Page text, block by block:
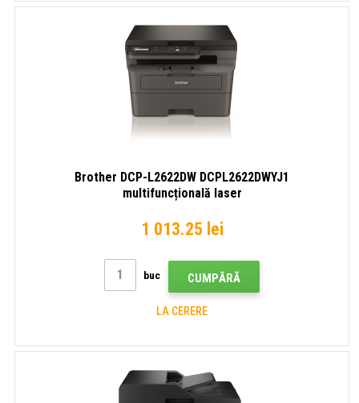
Brother DCP-L2622DW DCPL2622DWYJ1
multifuncțională laser
1 013.25 lei
buc CUMPĂRĂ
LA CERERE